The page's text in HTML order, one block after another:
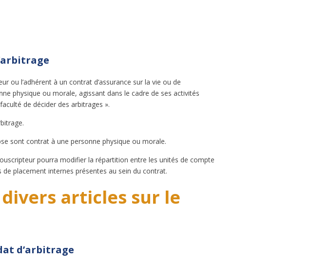
ou l’adhérent à un contrat d’assurance sur la vie ou de
physique ou morale, agissant dans le cadre de ses activités
de décider des arbitrages ».
sont contrat à une personne physique ou morale.
pourra modifier la répartition entre les unités de compte
placement internes présentes au sein du contrat.
articles sur le
d’arbitrage